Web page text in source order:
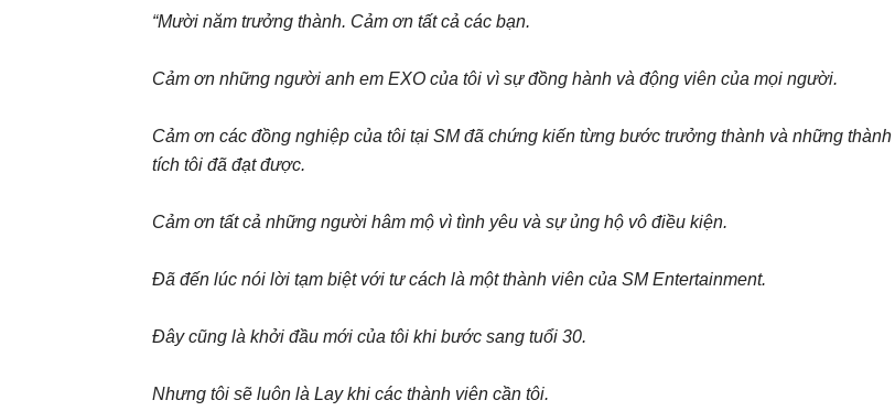
“Mười năm trưởng thành. Cảm ơn tất cả các bạn.
Cảm ơn những người anh em EXO của tôi vì sự đồng hành và động viên của mọi người.
Cảm ơn các đồng nghiệp của tôi tại SM đã chứng kiến từng bước trưởng thành và những thành
tích tôi đã đạt được.
Cảm ơn tất cả những người hâm mộ vì tình yêu và sự ủng hộ vô điều kiện.
Đã đến lúc nói lời tạm biệt với tư cách là một thành viên của SM Entertainment.
Đây cũng là khởi đầu mới của tôi khi bước sang tuổi 30.
Nhưng tôi sẽ luôn là Lay khi các thành viên cần tôi.